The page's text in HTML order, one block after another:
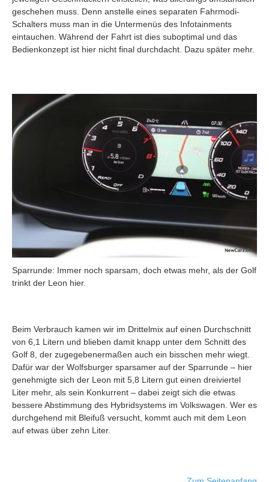
geschehen muss. Denn anstelle eines separaten Fahrmodi-
Schalters muss man in die Untermenüs des Infotainments
eintauchen. Während der Fahrt ist dies suboptimal und das
Bedienkonzept ist hier nicht final durchdacht. Dazu später mehr.
Sparrunde: Immer noch sparsam, doch etwas mehr, als der Golf
trinkt der Leon hier.
Beim Verbrauch kamen wir im Drittelmix auf einen Durchschnitt
von 6,1 Litern und blieben damit knapp unter dem Schnitt des
Golf 8, der zugegebenermaßen auch ein bisschen mehr wiegt.
Dafür war der Wolfsburger sparsamer auf der Sparrunde – hier
genehmigte sich der Leon mit 5,8 Litern gut einen dreiviertel
Liter mehr, als sein Konkurrent – dabei zeigt sich die etwas
bessere Abstimmung des Hybridsystems im Volkswagen. Wer es
durchgehend mit Bleifuß versucht, kommt auch mit dem Leon
auf etwas über zehn Liter.